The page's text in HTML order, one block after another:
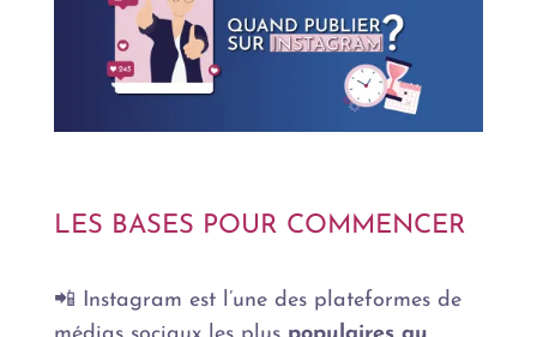
LES BASES POUR COMMENCER
📲 Instagram est l’une des plateformes de